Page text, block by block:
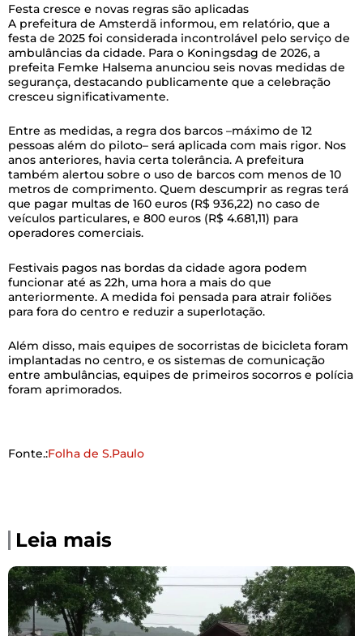
Festa cresce e novas regras são aplicadas
A prefeitura de Amsterdã informou, em relatório, que a
festa de 2025 foi considerada incontrolável pelo serviço de
ambulâncias da cidade. Para o Koningsdag de 2026, a
prefeita Femke Halsema anunciou seis novas medidas de
segurança, destacando publicamente que a celebração
cresceu significativamente.
Entre as medidas, a regra dos barcos –máximo de 12
pessoas além do piloto– será aplicada com mais rigor. Nos
anos anteriores, havia certa tolerância. A prefeitura
também alertou sobre o uso de barcos com menos de 10
metros de comprimento. Quem descumprir as regras terá
que pagar multas de 160 euros (R$ 936,22) no caso de
veículos particulares, e 800 euros (R$ 4.681,11) para
operadores comerciais.
Festivais pagos nas bordas da cidade agora podem
funcionar até as 22h, uma hora a mais do que
anteriormente. A medida foi pensada para atrair foliões
para fora do centro e reduzir a superlotação.
Além disso, mais equipes de socorristas de bicicleta foram
implantadas no centro, e os sistemas de comunicação
entre ambulâncias, equipes de primeiros socorros e polícia
foram aprimorados.
Fonte.:Folha de S.Paulo
Leia mais